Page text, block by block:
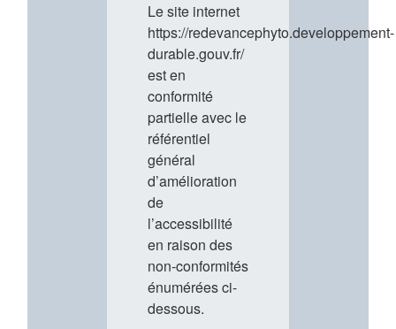
Le site internet
https://redevancephyto.developpement-
durable.gouv.fr/
est en
conformité
partielle avec le
référentiel
général
d’amélioration
de
l’accessibilité
en raison des
non-conformités
énumérées ci-
dessous.